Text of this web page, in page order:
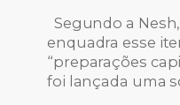
Segundo a
enquadra esse
“preparações
foi lançada uma